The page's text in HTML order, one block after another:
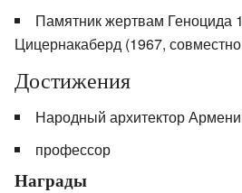
Памятник жертвам Геноцида
Цицернакаберд (1967,
Достижения
Народный архитектор
профессор
Награды